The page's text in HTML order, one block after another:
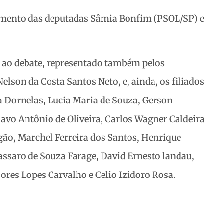
das deputadas Sâmia Bonfim (PSOL/SP) e
debate, representado também pelos
da Costa Santos Neto, e, ainda, os filiados
Lucia Maria de Souza, Gerson
Antônio de Oliveira, Carlos Wagner Caldeira
Marchel Ferreira dos Santos, Henrique
de Souza Farage, David Ernesto landau,
Lopes Carvalho e Celio Izidoro Rosa.